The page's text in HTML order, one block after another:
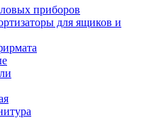
приборов
для ящиков и